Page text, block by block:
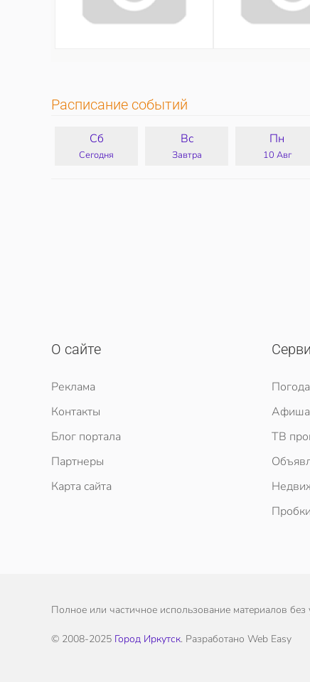
Расписание событий
Сб
Сегодня
Вс
Завтра
Пн
10 Авг
О сайте
Реклама
Контакты
Блог портала
Партнеры
Карта сайта
Погода
Афиша
ТВ
Пробки
Полное или частичное использование материалов
© 2008-2025 Город Иркутск. Разработано Web Easy